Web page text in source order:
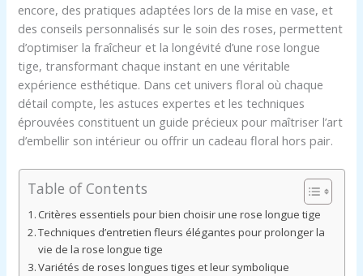
encore, des pratiques adaptées lors de la mise en vase, et
des conseils personnalisés sur le soin des roses, permettent
d’optimiser la fraîcheur et la longévité d’une rose longue
tige, transformant chaque instant en une véritable
expérience esthétique. Dans cet univers floral où chaque
détail compte, les astuces expertes et les techniques
éprouvées constituent un guide précieux pour maîtriser l’art
d’embellir son intérieur ou offrir un cadeau floral hors pair.
Table of Contents
Critères essentiels pour bien choisir une rose longue tige
Techniques d’entretien fleurs élégantes pour prolonger la
vie de la rose longue tige
Variétés de roses longues tiges et leur symbolique